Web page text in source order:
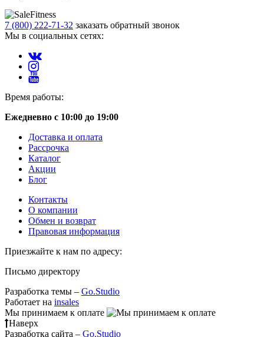
7 (800) 222-71-32 заказать обратный звонок
Мы в социальных сетях:
Время работы:
Ежедневно с 10:00 до 19:00
Доставка и оплата
Рассрочка
Каталог
Акции
Блог
Контакты
О компании
Обмен и возврат
Правовая информация
Приезжайте к нам по адресу:
Письмо директору
Разработка темы – Go.Studio
Работает на insales
Мы принимаем к оплате
Наверх
Разработка сайта – Go.Studio